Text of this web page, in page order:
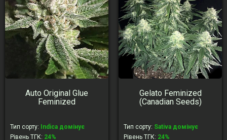
Auto Original Glue
Feminized
Тип сорту:
Indica домінує
Рівень ТГК: 24%
Gelato Feminized
(Canadian Seeds)
Тип сорту: Sativa домінує
Рівень ТГК: 24%